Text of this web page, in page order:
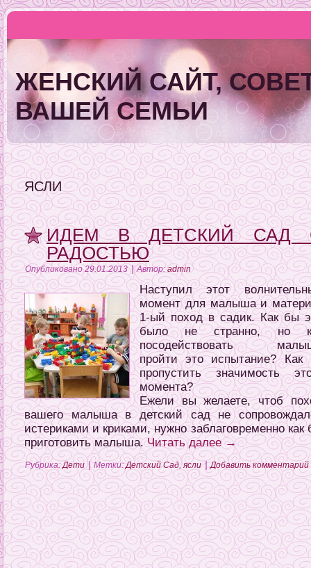
ЖЕНСКИЙ САЙТ,
ВАШЕЙ СЕМЬИ
ЯСЛИ
ИДЕМ В ДЕТСКИЙ САД
РАДОСТЬЮ
Опубликовано 29.01.2013|Автор: admin
Наступил этот
момент для малыша и
1-ый поход в садик. Как бы
было не странно, но
посодействовать
пройти это испытание? Как
пропустить значимость
момента?
Ежели вы желаете, чтоб
вашего малыша в детский сад не
истериками и криками, нужно заблаговременно как
приготовить малыша.Читать далее→
Рубрика: Дети |Метки: Детский Сад,ясли|Добавить комментарий